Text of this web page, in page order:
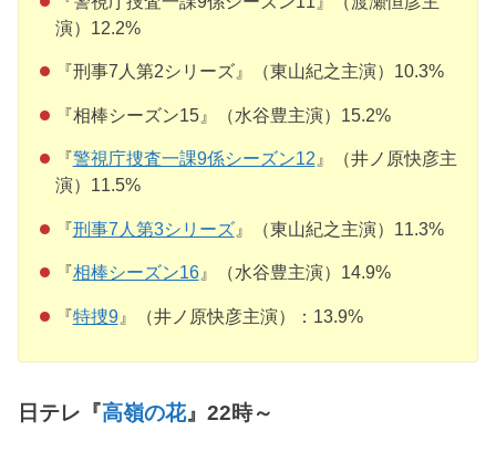
演）12.2%
『刑事7人第2シリーズ』（東山紀之主演）10.3%
『相棒シーズン15』（水谷豊主演）15.2%
『警視庁捜査一課9係シーズン12 』（井ノ原快彦主
演）11.5%
『刑事7人第3シリーズ』（東山紀之主演）11.3%
『相棒シーズン16』（水谷豊主演）14.9%
『特捜9』（井ノ原快彦主演）：13.9%
日テレ『高嶺の花』22時～